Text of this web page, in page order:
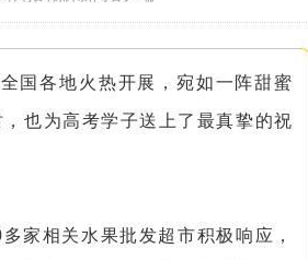
国各地火热开展，宛如一阵甜蜜
也为高考学子送上了最真挚的祝
家相关水果批发超市积极响应，